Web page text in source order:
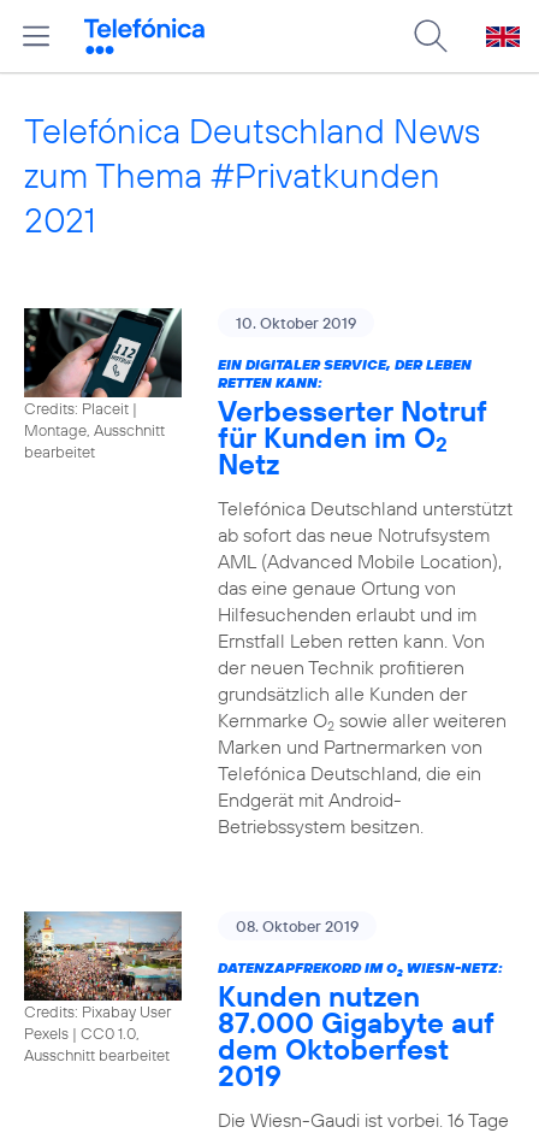
Telefónica Deutschland News
zum Thema #Privatkunden
2021
Credits: Placeit |
Montage, Ausschnitt
bearbeitet
10. Oktober 2019
EIN DIGITALER SERVICE, DER LEBEN
RETTEN KANN:
Verbesserter Notruf
für Kunden im O2
Netz
Telefónica Deutschland unterstützt
ab sofort das neue Notrufsystem
AML (Advanced Mobile Location),
das eine genaue Ortung von
Hilfesuchenden erlaubt und im
Ernstfall Leben retten kann. Von
der neuen Technik profitieren
grundsätzlich alle Kunden der
Kernmarke O2sowie aller weiteren
Marken und Partnermarken von
Telefónica Deutschland, die ein
Endgerät mit Android-
Betriebssystem besitzen.
Credits: Pixabay User
Pexels | CC0 1.0,
Ausschnitt bearbeitet
08. Oktober 2019
DATENZAPFREKORD IM O2WIESN-NETZ:
Kunden nutzen
87.000 Gigabyte auf
dem Oktoberfest
2019
Die Wiesn-Gaudi ist vorbei. 16 Tage